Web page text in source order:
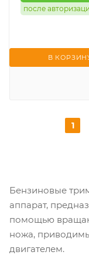
после
В
1
Бензиновые
аппарат,
помощью
ножа,
двигателем.